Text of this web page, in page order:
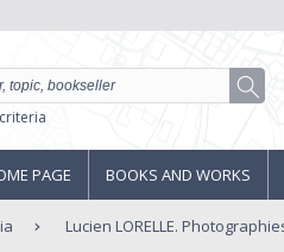
PAGE BOOKS AND WORKS
Lucien LORELLE.